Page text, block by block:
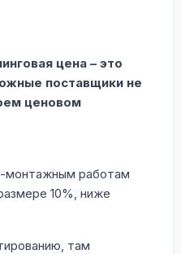
цена – это
поставщики не
ценовом
монтажным работам
10%, ниже
там